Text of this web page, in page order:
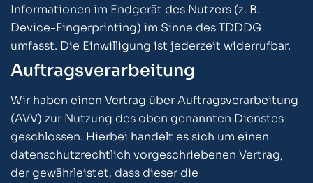
Informationen im Endgerät des Nutzers (z. B.
Device-Fingerprinting) im Sinne des TDDDG
umfasst. Die Einwilligung ist jederzeit widerrufbar.
Auftragsverarbeitung
Wir haben einen Vertrag über Auftragsverarbeitung
(AVV) zur Nutzung des oben genannten Dienstes
geschlossen. Hierbei handelt es sich um einen
datenschutzrechtlich vorgeschriebenen Vertrag,
der gewährleistet, dass dieser die